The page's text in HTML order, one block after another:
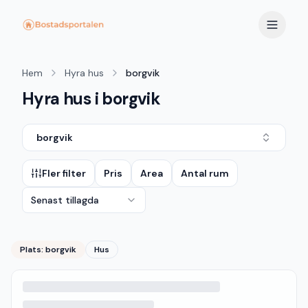
Hem Hyra hus borgvik
Hyra hus i borgvik
borgvik
Fler filter Pris Area Antal rum
Senast tillagda
Plats: borgvik Hus